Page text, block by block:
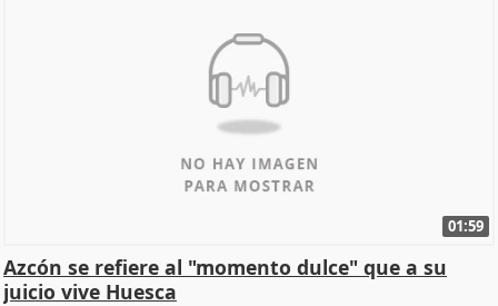
01:59
Azcón se refiere al "momento dulce" que a su
juicio vive Huesca